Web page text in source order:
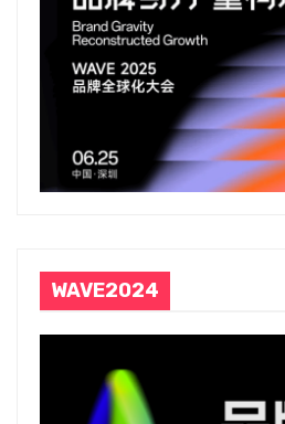
WAVE2024